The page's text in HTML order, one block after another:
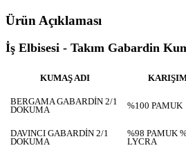
Ürün Açıklaması
İş Elbisesi - Takım Gabardin
KUMAŞ ADI
BERGAMA GABARDİN 2/1
DOKUMA
%100 PAMUK
DAVINCI GABARDİN 2/1
DOKUMA
%98 PAMUK
LYCRA